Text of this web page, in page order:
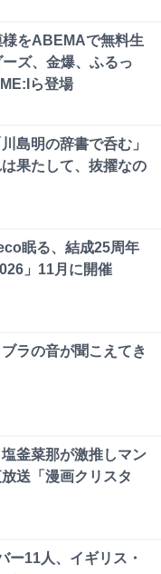
をABEMAで無料生
ズ、金爆、ふるっ
ら登場
島明の辞書で呑む」
果たして、抜擢なの
眠る、結成25周年
」11月に開催
ラの音が聞こえてき
釜菜那が激推しマン
送「漫画クリスタ
ー11人、イギリス・